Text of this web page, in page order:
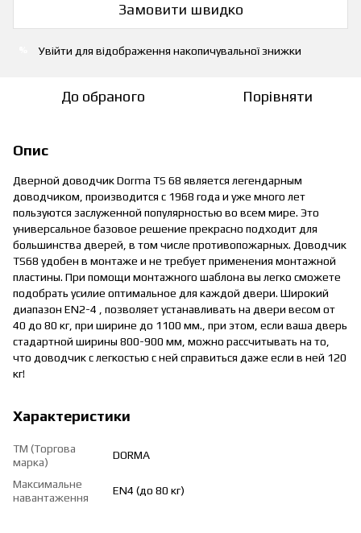
Замовити швидко
Увійти для відображення накопичувальної знижки
До обраного Порівняти
Опис
Дверной доводчик Dorma TS 68 является легендарным
доводчиком, производится с 1968 года и уже много лет
пользуются заслуженной популярностью во всем мире. Это
универсальное базовое решение прекрасно подходит для
большинства дверей, в том числе противопожарных. Доводчик
TS68 удобен в монтаже и не требует применения монтажной
пластины. При помощи монтажного шаблона вы легко сможете
подобрать усилие оптимальное для каждой двери. Широкий
диапазон EN2-4 , позволяет устанавливать на двери весом от
40 до 80 кг, при ширине до 1100 мм., при этом, если ваша дверь
стадартной ширины 800-900 мм, можно рассчитывать на то,
что доводчик с легкостью с ней справиться даже если в ней 120
кг!
Характеристики
ТМ (Торгова
марка)
DORMA
Максимальне
навантаження
EN4 (до 80 кг)